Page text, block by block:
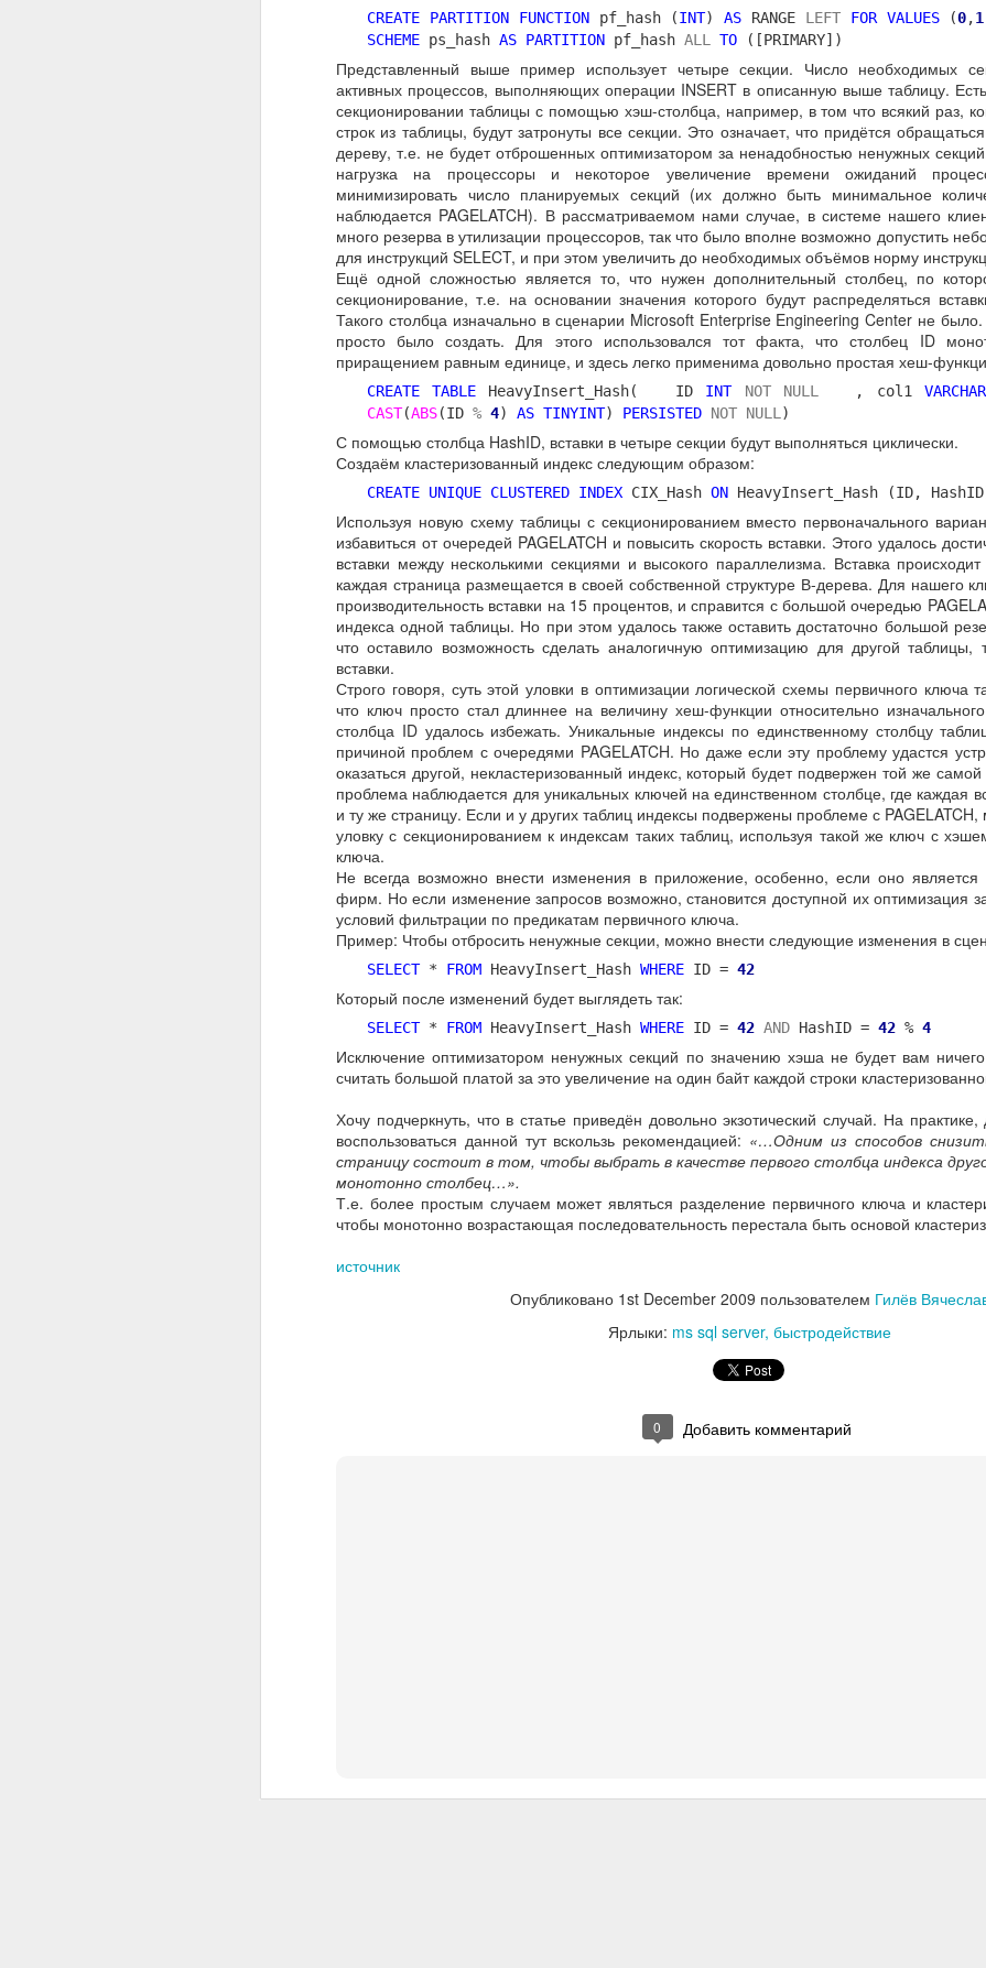
CREATE PARTITION FUNCTIONpf_hash (INT)AS RANGE LEFT FOR VALUES(0,1
SCHEME ps_hash AS PARTITION pf_hash ALL TO ([PRIMARY])
Представленный выше пример использует четыре секции. Число необходимых
активных процессов, выполняющих операции INSERT в описанную выше таблицу.
секционировании таблицы с помощью хэш-столбца, например, в том что всякий раз,
строк из таблицы, будут затронуты все секции. Это означает, что придётся
дереву, т.е. не будет отброшенных оптимизатором за ненадобностью ненужных
нагрузка на процессоры и некоторое увеличение времени ожиданий
минимизировать число планируемых секций (их должно быть минимальное
наблюдается PAGELATCH). В рассматриваемом нами случае, в системе нашего
много резерва в утилизации процессоров, так что было вполне возможно допустить
для инструкций SELECT, и при этом увеличить до необходимых объёмов норму
Ещё одной сложностью является то, что нужен дополнительный столбец, по
секционирование, т.е. на основании значения которого будут распределяться
Такого столбца изначально в сценарии Microsoft Enterprise Engineering Center не
просто было создать. Для этого использовался тот факта, что столбец ID
приращением равным единице, и здесь легко применима довольно простая хеш-
CREATE TABLE HeavyInsert_Hash( ID INT NOT NULL , col1 VARCHAR
CAST(ABS(ID % 4) AS TINYINT) PERSISTED NOT NULL )
С помощью столбца HashID, вставки в четыре секции будут выполняться циклически.
Создаём кластеризованный индекс следующим образом:
CREATE UNIQUE CLUSTERED INDEX CIX_Hash ON HeavyInsert_Hash (ID,
Используя новую схему таблицы с секционированием вместо первоначального
избавиться от очередей PAGELATCH и повысить скорость вставки. Этого удалось
вставки между несколькими секциями и высокого параллелизма. Вставка
каждая страница размещается в своей собственной структуре В-дерева. Для нашего
производительность вставки на 15 процентов, и справится с большой очередью
индекса одной таблицы. Но при этом удалось также оставить достаточно большой
что оставило возможность сделать аналогичную оптимизацию для другой
вставки.
Строго говоря, суть этой уловки в оптимизации логической схемы первичного ключа
что ключ просто стал длиннее на величину хеш-функции относительно
столбца ID удалось избежать. Уникальные индексы по единственному столбцу
причиной проблем с очередями PAGELATCH. Но даже если эту проблему удастся
оказаться другой, некластеризованный индекс, который будет подвержен той же
проблема наблюдается для уникальных ключей на единственном столбце, где каждая
и ту же страницу. Если и у других таблиц индексы подвержены проблеме с
уловку с секционированием к индексам таких таблиц, используя такой же ключ с
ключа.
Не всегда возможно внести изменения в приложение, особенно, если оно является
фирм. Но если изменение запросов возможно, становится доступной их оптимизация
условий фильтрации по предикатам первичного ключа.
Пример: Чтобы отбросить ненужные секции, можно внести следующие изменения в
SELECT* FROM HeavyInsert_Hash WHERE ID = 42
Который после изменений будет выглядеть так:
SELECT* FROM HeavyInsert_Hash WHERE ID = 42 AND HashID = 42 % 4
Исключение оптимизатором ненужных секций по значению хэша не будет вам
считать большой платой за это увеличение на один байт каждой строки
Хочу подчеркнуть, что в статье приведён довольно экзотический случай. На
воспользоваться данной тут вскользь рекомендацией: «…Одним из способов
страницу состоит в том, чтобы выбрать в качестве первого столбца индекса
монотонно столбец…».
Т.е. более простым случаем может являться разделение первичного ключа и
чтобы монотонно возрастающая последовательность перестала быть основой
источник
Опубликовано 1st December 2009 пользователем Гилёв
Ярлыки: ms sql server быстродействие
0 Добавить комментарий